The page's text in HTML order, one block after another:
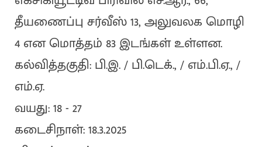
தீயணைப்பு சர்வீஸ் 13, அலுவலக மொழி
4 என மொத்தம் 83 இடங்கள் உள்ளன.
கல்வித்தகுதி: பி.இ. / பி.டெக்., / எம்.பி.ஏ., /
எம்.ஏ.
வயது: 18 - 27
கடைசிநாள்: 18.3.2025